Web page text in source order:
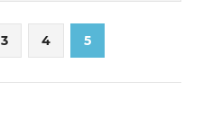
3 4 5